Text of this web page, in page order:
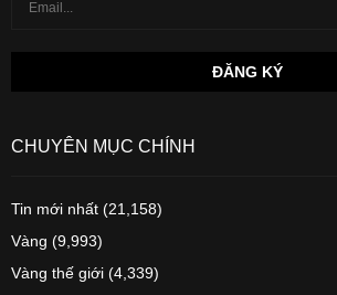
CHUYÊN MỤC CHÍNH
Tin mới nhất (21,158)
Vàng (9,993)
Vàng thế giới (4,339)